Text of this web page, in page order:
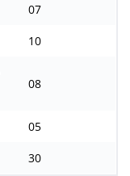
07
10
08
05
30